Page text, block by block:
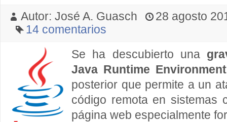
Autor: José A. Guasch
28 agosto
14 comentarios
Se ha descubierto una
Java Runtime
posterior que permite a un
código remota en sistemas
página web especialmente